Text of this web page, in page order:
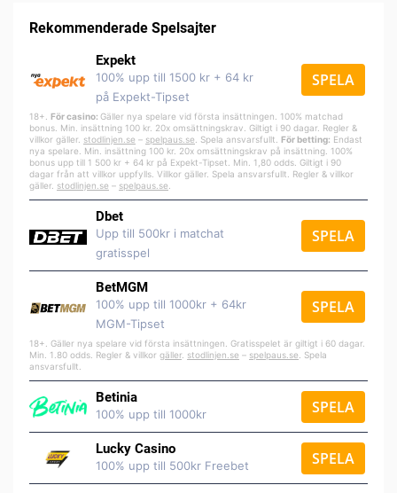
Rekommenderade Spelsajter
Expekt
100% upp till 1500 kr + 64 kr
på Expekt-Tipset
SPELA
18+. För casino: Gäller nya spelare vid första insättningen. 100% matchad
bonus. Min. insättning 100 kr. 20x omsättningskrav. Giltigt i 90 dagar. Regler &
villkor gäller. stodlinjen.se – spelpaus.se . Spela ansvarsfullt. För betting: Endast
nya spelare. Min. insättning 100 kr. 20x omsättningskrav på insättning. 100%
bonus upp till 1 500 kr + 64 kr på Expekt-Tipset. Min. 1,80 odds. Giltigt i 90
dagar från att villkor uppfylls. Villkor gäller. Spela ansvarsfullt. Regler & villkor
gäller. stodlinjen.se – spelpaus.se
Dbet
Upp till 500kr i matchat
gratisspel
SPELA
BetMGM
100% upp till 1000kr + 64kr
MGM-Tipset
SPELA
18+. Gäller nya spelare vid första insättningen. Gratisspelet är giltigt i 60 dagar.
Min. 1.80 odds. Regler & villkor gäller stodlinjen.se – spelpaus.se . Spela
ansvarsfullt.
Betinia
100% upp till 1000kr SPELA
Lucky Casino
100% upp till 500kr Freebet SPELA